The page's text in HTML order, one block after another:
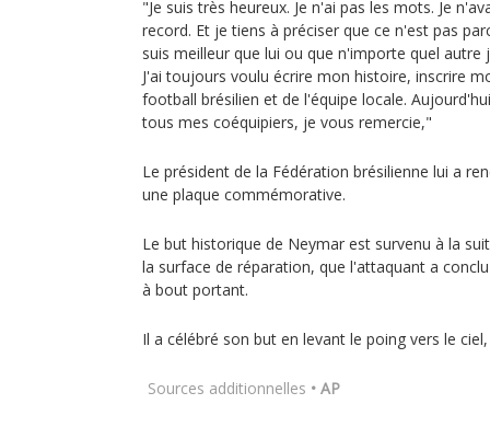
"Je suis très heureux. Je n'ai pas les mots. Je
record. Et je tiens à préciser que ce n'est pas
suis meilleur que lui ou que n'importe quel autre
J'ai toujours voulu écrire mon histoire, inscrire
football brésilien et de l'équipe locale.
tous mes coéquipiers, je vous remercie,"
Le président de la Fédération brésilienne lui a
une plaque commémorative.
Le but historique de Neymar est survenu à la
la surface de réparation, que l'attaquant a
à bout portant.
Il a célébré son but en levant le poing vers le
Sources additionnelles • AP